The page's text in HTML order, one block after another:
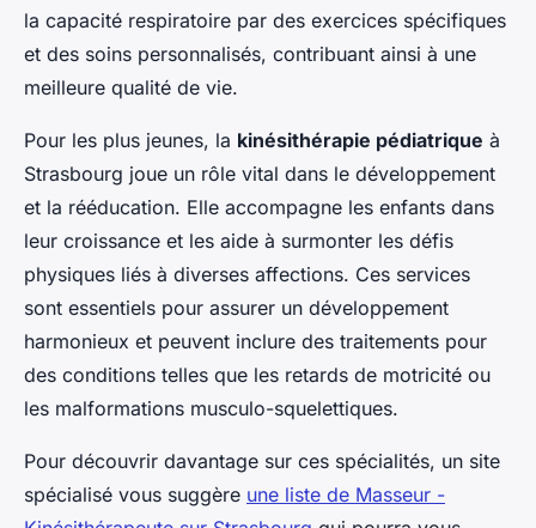
la capacité respiratoire par des exercices spécifiques
et des soins personnalisés, contribuant ainsi à une
meilleure qualité de vie.
Pour les plus jeunes, la kinésithérapie pédiatrique à
Strasbourg joue un rôle vital dans le développement
et la rééducation. Elle accompagne les enfants dans
leur croissance et les aide à surmonter les défis
physiques liés à diverses affections. Ces services
sont essentiels pour assurer un développement
harmonieux et peuvent inclure des traitements pour
des conditions telles que les retards de motricité ou
les malformations musculo-squelettiques.
Pour découvrir davantage sur ces spécialités, un site
spécialisé vous suggère une liste de Masseur -